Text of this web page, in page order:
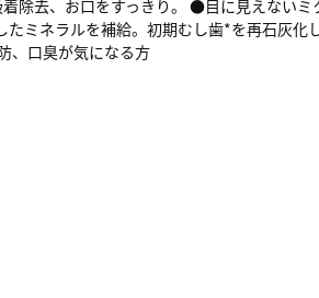
除去、お口をすっきり。 ●目に見えないミ
ミネラルを補給。初期むし歯*を再石灰化
、口臭が気になる方